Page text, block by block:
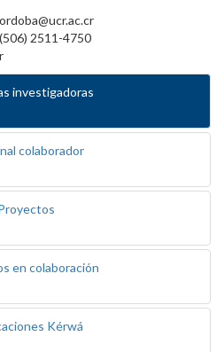
2511-4750
investigadoras
colaborador
en colaboración
Kérwá